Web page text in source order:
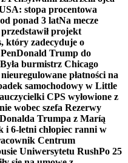
stopa procentowa
ponad 3 latNa mecze
projekt
który zadecyduje o
Donald Trump do
Była burmistrz Chicago
płatności na
samochodowy w Little
CPS wyłowione z
wobec szefa Rezerwy
Trumpa z Maríą
i 6-letni chłopiec ranni w
Centrum
Uniwersytetu RushPo 25